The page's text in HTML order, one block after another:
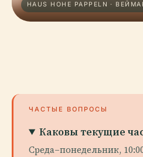
HAUS HOHE PAPPELN ·
ЧАСТЫЕ ВОПРОСЫ
Каковы текущие
Среда–понедельник,